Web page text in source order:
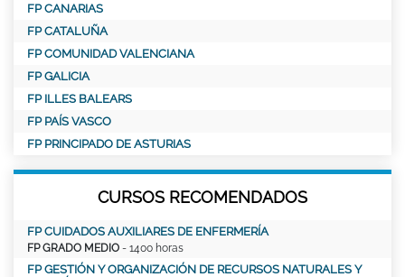
FP CANARIAS
FP CATALUÑA
FP COMUNIDAD VALENCIANA
FP GALICIA
FP ILLES BALEARS
FP PAÍS VASCO
FP PRINCIPADO DE ASTURIAS
CURSOS RECOMENDADOS
FP CUIDADOS AUXILIARES DE ENFERMERÍA
FP GRADO MEDIO - 1400 horas
FP GESTIÓN Y ORGANIZACIÓN DE RECURSOS NATURALES Y